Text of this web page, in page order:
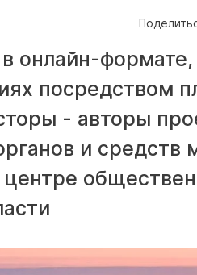
онлайн-
посредством
- авторы
и средств